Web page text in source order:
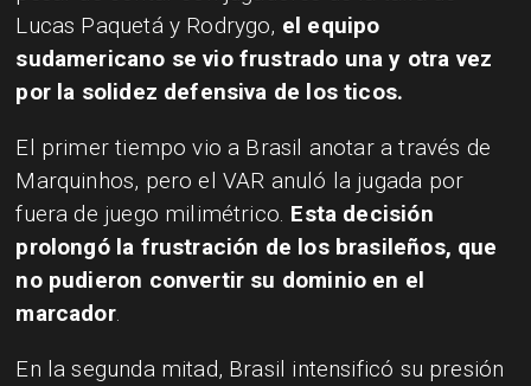
Lucas Paquetá y Rodrygo, el equipo
sudamericano se vio frustrado una y otra vez
por la solidez defensiva de los ticos.
El primer tiempo vio a Brasil anotar a través de
Marquinhos, pero el VAR anuló la jugada por
fuera de juego milimétrico. Esta decisión
prolongó la frustración de los brasileños, que
no pudieron convertir su dominio en el
marcador.
En la segunda mitad, Brasil intensificó su presión